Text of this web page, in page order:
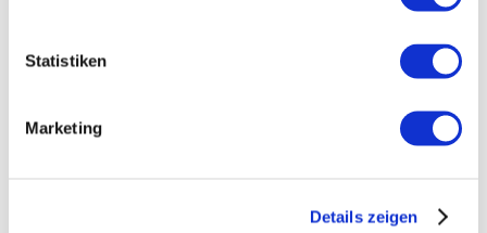
Statistiken
Marketing
Details zeigen
Haushalt Deines Körpers auszugleichen.
Basische Lebensmittel fördern die
natürlichen Entgiftungsprozesse und